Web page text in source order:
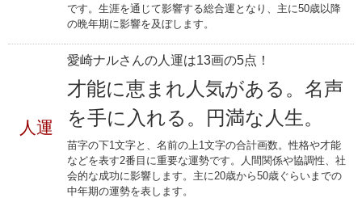
です。生涯を通じて影響する総合運となり、主に50歳以降
の晩年期に影響を及ぼします。
人運
愛崎ナルさんの人運は13画の5点！
才能に恵まれ人気がある。名声
を手に入れる。円満な人生。
苗字の下1文字と、名前の上1文字の合計画数。性格や才能
などを表す2番目に重要な運勢です。人間関係や協調性、社
会的な成功に影響します。主に20歳から50歳ぐらいまでの
中年期の運勢を表します。